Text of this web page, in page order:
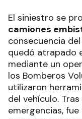
El siniestro se
camiones
consecuencia
quedó atrapado
mediante un
los Bomberos
utilizaron
del vehículo.
emergencias,